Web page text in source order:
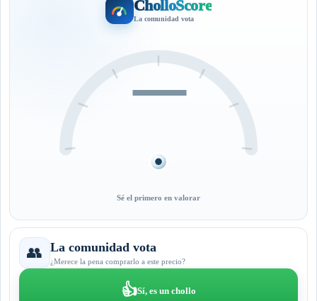
CholloScore
La comunidad vota
—
Sé el primero en valorar
👥 La comunidad vota
¿Merece la pena comprarlo a este precio?
👍Sí, es un chollo